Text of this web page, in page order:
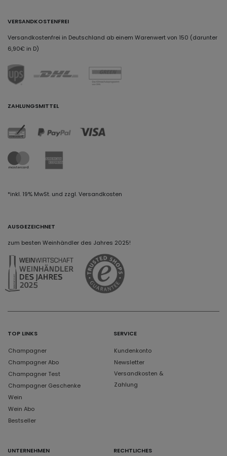
VERSANDKOSTENFREI
Versandkostenfrei in Deutschland ab einem Warenwert von 150 (darunter
6,90€ in D)
ZAHLUNGSMITTEL
*inkl. 19% MwSt. und zzgl. Versandkosten
AUSGEZEICHNET
zum besten Weinhändler des Jahres 2025!
TOP LINKS
Champagner
Champagner Abo
Champagner Test
Champagner Geschenke
Wein
Wein Abo
Bestseller
SERVICE
Kundenkonto
Newsletter
Versandkosten &
Zahlung
UNTERNEHMEN RECHTLICHES